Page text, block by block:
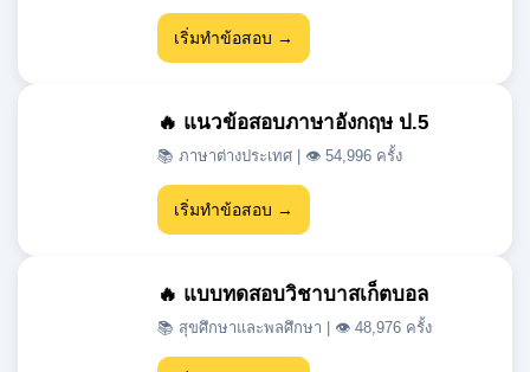
เริ่มทำข้อสอบ →
🔥 แนวข้อสอบภาษาอังกฤษ ป.5
📚 ภาษาต่างประเทศ | 👁 54,996 ครั้ง
เริ่มทำข้อสอบ →
🔥 แบบทดสอบวิชาบาสเก็ตบอล
📚 สุขศึกษาและพลศึกษา | 👁 48,976 ครั้ง